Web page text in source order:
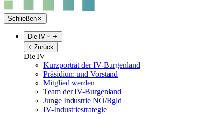
Schließen
Die IV
Zurück
Die IV
Kurzporträt der IV-Burgenland
Präsidium und Vorstand
Mitglied werden
Team der IV-Burgenland
Junge Industrie NÖ/Bgld
IV-Industriestrategie